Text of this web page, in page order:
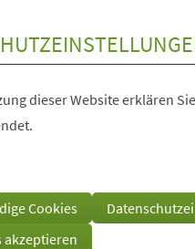
dieser Website erklären
Cookies
akzeptieren